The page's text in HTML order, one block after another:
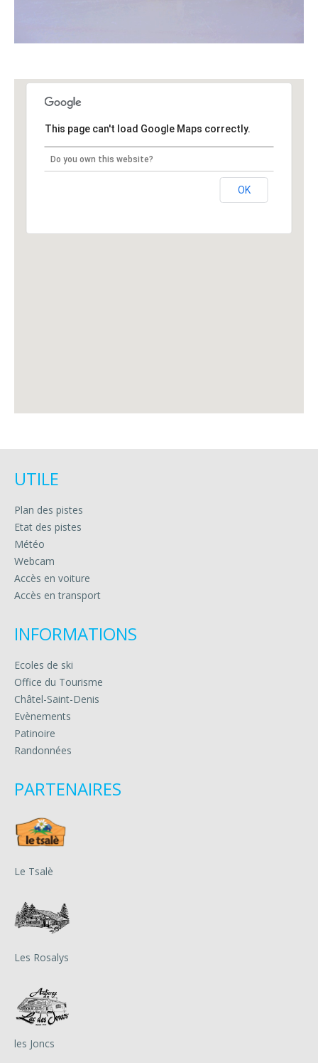
This page can't load Google Maps correctly.
Do you own this website?
OK
UTILE
Plan des pistes
Etat des pistes
Météo
Webcam
Accès en voiture
Accès en transport
INFORMATIONS
Ecoles de ski
Office du Tourisme
Châtel-Saint-Denis
Evènements
Patinoire
Randonnées
PARTENAIRES
Le Tsalè
Les Rosalys
les Joncs